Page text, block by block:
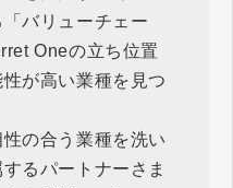
バリューチェー
Oneの立ち位置
が高い業種を見つ
の合う業種を洗い
るパートナーさま